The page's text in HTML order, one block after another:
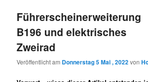
Führerscheinerweiterung
B196 und elektrisches
Zweirad
Veröffentlicht am Donnerstag 5 Mai , 2022von